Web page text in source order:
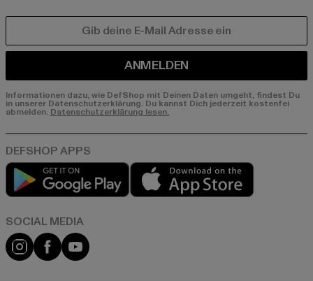
ANMELDEN
Informationen dazu, wie DefShop mit Deinen Daten umgeht, findest Du
in unserer Datenschutzerklärung. Du kannst Dich jederzeit kostenfei
abmelden. Datenschutzerklärung lesen.
Play market
Instagram
FacebookYouTube